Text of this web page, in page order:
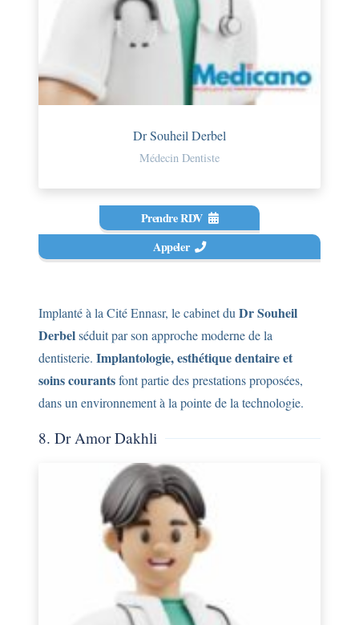
Dr Souheil Derbel
Médecin Dentiste
Prendre RDV
Appeler
Implanté à la Cité Ennasr, le cabinet du Dr Souheil
Derbelséduit par son approche moderne de la
dentisterie. Implantologie, esthétique dentaire et
soins courantsfont partie des prestations proposées,
dans un environnement à la pointe de la technologie.
8. Dr Amor Dakhli